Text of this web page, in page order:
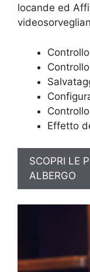
locande ed
Effetto
SCOPRI LE
ALBERGO